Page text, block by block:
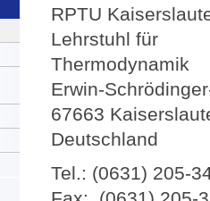
RPTU
Lehrstuhl für
Thermodynamik
Erwin-
67663
Deutschland
Tel.: (0631) 205-